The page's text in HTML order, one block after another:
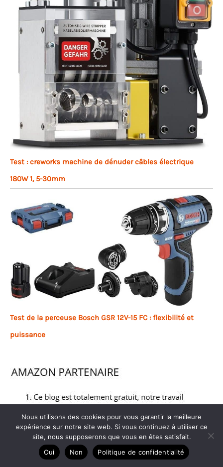
Test : creworks machine de dénuder câbles électrique
180W 1, 5-30mm
Test de la perceuse Bosch GSR 12V-15 FC : flexibilité et
puissance
Nous utilisons des cookies pour vous garantir la meilleure
expérience sur notre site web. Si vous continuez à utiliser ce
site, nous supposerons que vous en êtes satisfait.
Oui
Non Politique de confidentialité